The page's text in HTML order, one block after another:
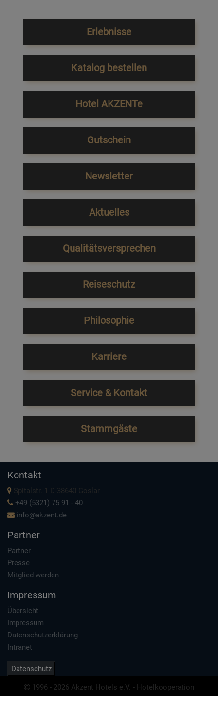
Erlebnisse
Katalog bestellen
Hotel AKZENTe
Gutschein
Newsletter
Aktuelles
Qualitätsversprechen
Reiseschutz
Philosophie
Karriere
Service & Kontakt
Stammgäste
Kontakt
Spitalstr. 1 D-38640 Goslar
+49 (5321) 75 91 - 40
info@akzent.de
Partner
Partner
Presse
Mitglied werden
Impressum
Übersicht
Impressum
Datenschutzerklärung
Intranet
Datenschutz
1996 - 2026 Akzent Hotels e.V. - Hotelkooperation